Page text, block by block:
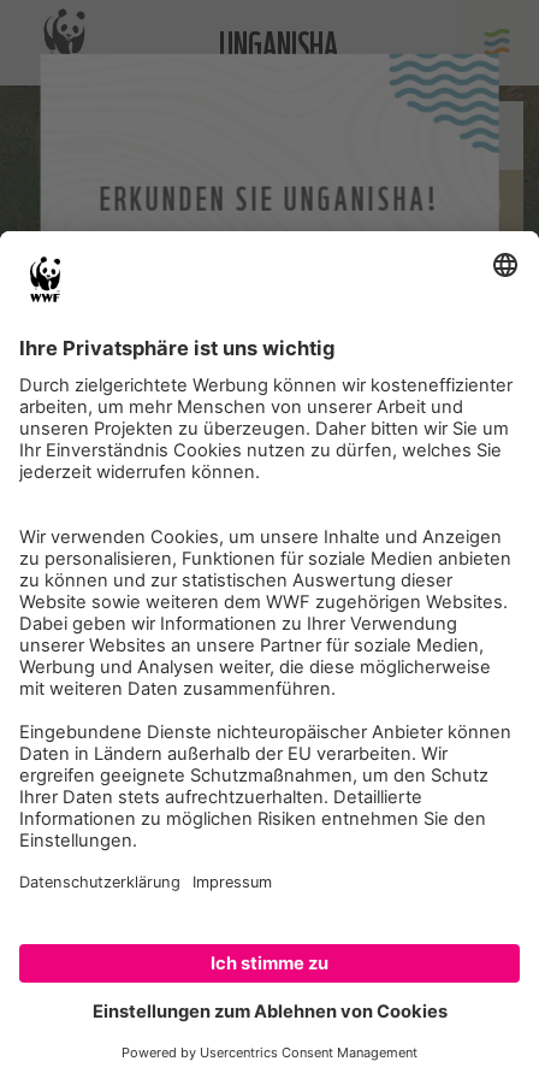
UNGANISHA
ERKUNDEN SIE UNGANISHA!
Klicken Sie den Startpunkt an, um die Rundtour zu
„Wischen“ Sie, um zum nächsten Punkt auf der Tour
zu gelangen - oder starten sie die "Autoplay-
Funktion".
ERKUNDUNG BEGINNEN